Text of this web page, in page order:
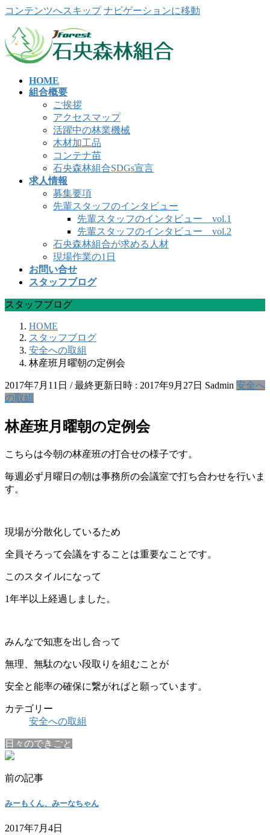
コンテンツへスキップ ナビゲーションに移動
HOME
組合概要
ご挨拶
アクセスマップ
活躍中の林業機械
木材加工品
コンテナ苗
石央森林組合SDGs宣言
求人情報
募集要項
先輩スタッフのインタビュー
先輩スタッフのインタビュー vol.1
先輩スタッフのインタビュー vol.2
石央森林組合が求める人材
現場作業の1日
お問い合せ
スタッフブログ
スタッフブログ
HOME
スタッフブログ
安全への取組
林産班月曜朝の定例会
2017年7月11日 / 最終更新日時 : 2017年9月27日 Sadmin 安全へ
の取組
林産班月曜朝の定例会
こちらは今朝の林産班の打合せの様子です。
毎週必ず月曜日の朝は事務所の会議室で打ち合わせを行いま
す。
現場が分散化しているため
全員そろって会議をすることは重要なことです。
このスタイルになって
1年半以上経過しました。
みんなで知恵を出し合って
無理、無駄のない段取りを組むことが
安全と能率の確保に繋がればと願っています。
カテゴリー
安全への取組
日々のできごと
前の記事
みーもくん、みーなちゃん
2017年7月4日